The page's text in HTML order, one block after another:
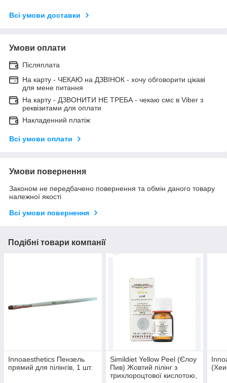
Всі умови доставки
Умови оплати
Післяплата
На карту - ЧЕКАЮ на ДЗВІНОК - хочу обговорити цікаві
для мене питання
На карту - ДЗВОНИТИ НЕ ТРЕБА - чекаю смс в Viber з
реквізитами для оплати
Накладенний платіж
Всі умови оплати
Умови повернення
Законом не передбачено повернення та обмін даного товару
належної якості
Всі умови повернення
Подібні товари компанії
Innoaesthetics Пензель
прямий для пілінгів, 1 шт.
Simildiet Yellow Peel (Єлоу
Пив) Жовтий пілінг з
трихлороцтової кислотою,